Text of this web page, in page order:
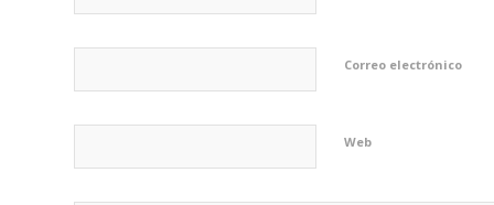
Correo electrónico
Web